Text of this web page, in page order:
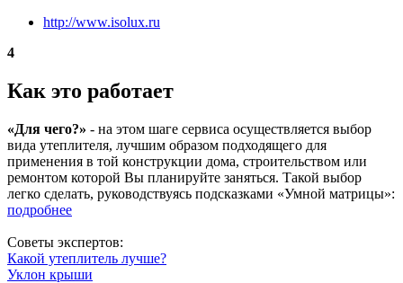
http://www.isolux.ru
4
Как это работает
«Для чего?» - на этом шаге сервиса осуществляется выбор
вида утеплителя, лучшим образом подходящего для
применения в той конструкции дома, строительством или
ремонтом которой Вы планируйте заняться. Такой выбор
легко сделать, руководствуясь подсказками «Умной матрицы»:
подробнее
Советы экспертов:
Какой утеплитель лучше?
Уклон крыши